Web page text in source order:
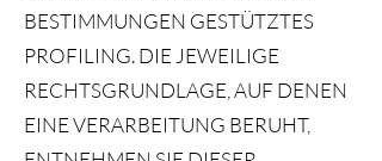
BESTIMMUNGEN GESTÜTZTES
PROFILING. DIE JEWEILIGE
RECHTSGRUNDLAGE, AUF DENEN
EINE VERARBEITUNG BERUHT,